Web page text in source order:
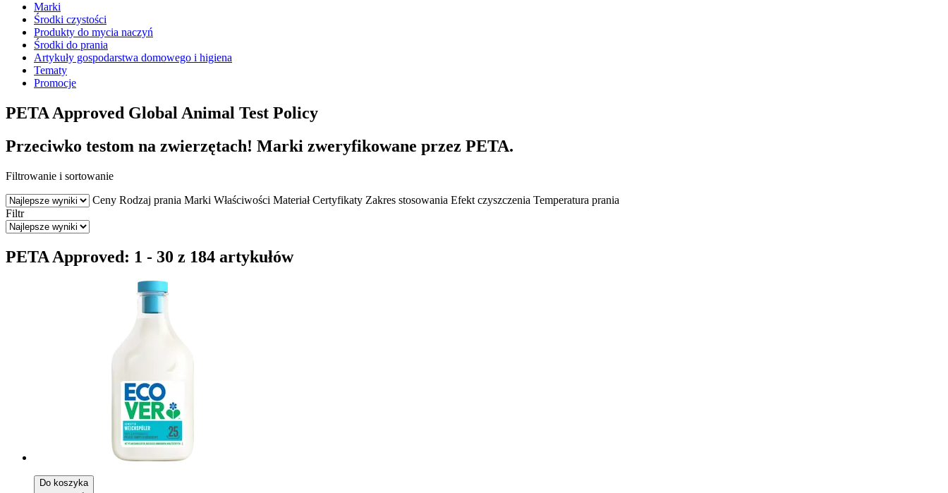
Marki
Środki czystości
Produkty do mycia naczyń
Środki do prania
Artykuły gospodarstwa domowego i higiena
Tematy
Promocje
PETA Approved Global Animal Test Policy
Przeciwko testom na zwierzętach! Marki zweryfikowane przez PETA.
Filtrowanie i sortowanie
Ceny Rodzaj prania Marki Właściwości Materiał Certyfikaty Zakres stosowania Efekt czyszczenia Temperatura prania
Filtr
PETA Approved: 1 - 30 z 184 artykułów
Do koszyka